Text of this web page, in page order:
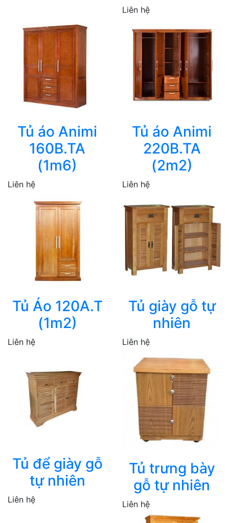
Liên hệ
Tủ áo Animi
160B.TA
(1m6)
Liên hệ
Tủ áo Animi
220B.TA
(2m2)
Liên hệ
Tủ Áo 120A.T
(1m2)
Liên hệ
Tủ giày gỗ tự
nhiên
Liên hệ
Tủ để giày gỗ
tự nhiên
Liên hệ
Tủ trưng bày
gỗ tự nhiên
Liên hệ